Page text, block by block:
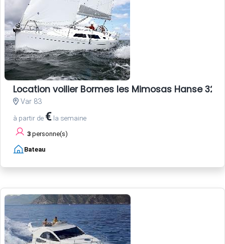
Location voilier Bormes les Mimosas Hanse 325
Var 83
à partir de € la semaine
3 personne(s)
Bateau